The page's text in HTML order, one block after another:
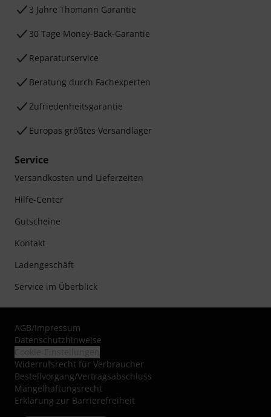
3 Jahre Thomann Garantie
30 Tage Money-Back-Garantie
Reparaturservice
Beratung durch Fachexperten
Zufriedenheitsgarantie
Europas größtes Versandlager
Service
Versandkosten und Lieferzeiten
Hilfe-Center
Gutscheine
Kontakt
Ladengeschäft
Service im Überblick
AGB/Impressum
Datenschutzhinweise
Widerrufsrecht für Verbraucher
Bestellvorgang/Vertragsabschluss
Mängelhaftungsrecht
Erklärung zur Barrierefreiheit